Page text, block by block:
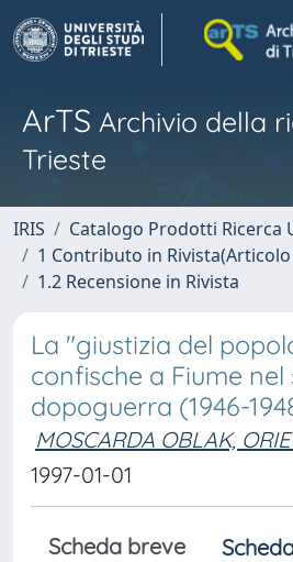
ArTS Archivio della
Trieste
IRIS
Catalogo Prodotti Ricerca
1 Contributo in Rivista(Articolo
1.2 Recensione in Rivista
La "giustizia del
confische a Fiume nel
dopoguerra (1946-
MOSCARDA OBLAK,
1997-01-01
Scheda breve